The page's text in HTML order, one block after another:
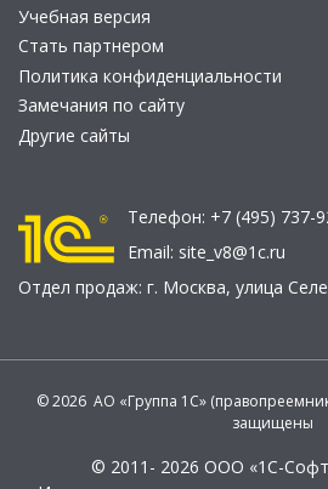
Учебная версия
Стать партнером
Политика конфиденциальности
Замечания по сайту
Другие сайты
Телефон: +7 (495) 737-
Email: site_v8@1c.ru
Отдел продаж: г. Москва, улица
© 2026 АО «Группа 1С»
защищены
© 2011- 2026 ООО «1С-